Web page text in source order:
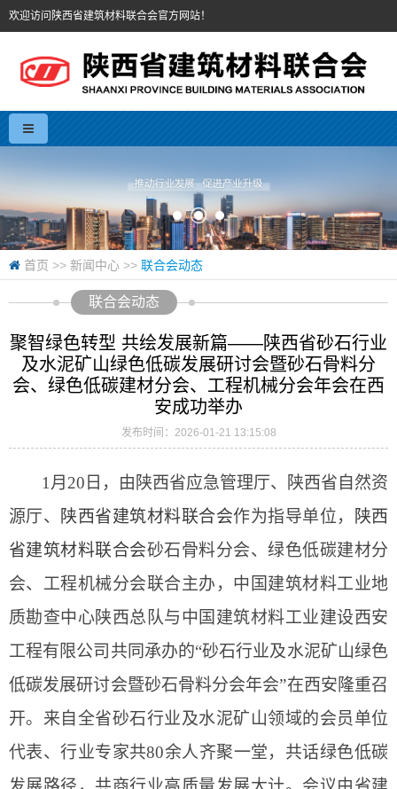
欢迎访问陕西省建筑材料联合会官方网站！
首页 >> 新闻中心 >> 联合会动态
联合会动态
聚智绿色转型 共绘发展新篇——陕西省砂石行业
及水泥矿山绿色低碳发展研讨会暨砂石骨料分
会、绿色低碳建材分会、工程机械分会年会在西
安成功举办
发布时间：2026-01-21 13:15:08
1月20日，由陕西省应急管理厅、陕西省自然资
源厅、
陕西省建筑材料联合会作为指导单位，
陕西
省建筑材料联合会砂石骨料分会、绿色低碳建材分
会、工程机械分会联合主办，中国建筑材料工业地
质勘查中心陕西总队与中国建筑材料工业建设西安
工程有限公司共同承办的“砂石行业及水泥矿山绿色
低碳发展研讨会暨砂石骨料分会年会”在西安隆重召
开。来自全省砂石行业及水泥矿山领域的会员单位
代表、行业专家共80余人齐聚一堂，共话绿色低碳